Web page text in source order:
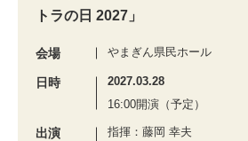
トラの日 2027」
会場 やまぎん県民ホール
日時
2027.03.28
16:00開演（予定）
出演
指揮：藤岡 幸夫